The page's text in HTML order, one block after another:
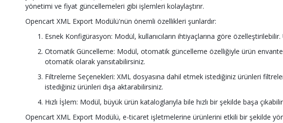
yönetimi ve fiyat güncellemeleri gibi işlemleri kolaylaştırır.
Opencart XML Export Modülü'nün önemli özellikleri şunlardır:
Esnek Konfigürasyon: Modül, kullanıcıların ihtiyaçlarına göre
Otomatik Güncelleme: Modül, otomatik güncelleme özelliğiyle ürün
otomatik olarak yansıtabilirsiniz.
Filtreleme Seçenekleri: XML dosyasına dahil etmek istediğiniz ürünleri
istediğiniz ürünleri dışa aktarabilirsiniz.
Hızlı İşlem: Modül, büyük ürün kataloglarıyla bile hızlı bir şekilde başa
Opencart XML Export Modülü, e-ticaret işletmelerine ürünlerini etkili bir şekilde